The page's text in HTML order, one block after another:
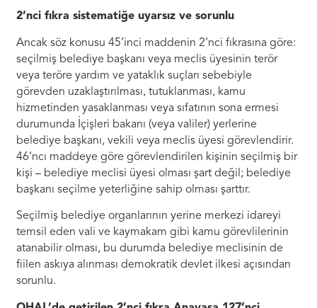
2’nci fıkra sistematiğe uyarsız ve sorunlu
Ancak söz konusu 45’inci maddenin 2’nci fıkrasına göre:
seçilmiş belediye başkanı veya meclis üyesinin terör
veya teröre yardım ve yataklık suçları sebebiyle
görevden uzaklaştırılması, tutuklanması, kamu
hizmetinden yasaklanması veya sıfatının sona ermesi
durumunda İçişleri bakanı (veya valiler) yerlerine
belediye başkanı, vekili veya meclis üyesi görevlendirir.
46’ncı maddeye göre görevlendirilen kişinin seçilmiş bir
kişi – belediye meclisi üyesi olması şart değil; belediye
başkanı seçilme yeterliğine sahip olması şarttır.
Seçilmiş belediye organlarının yerine merkezi idareyi
temsil eden vali ve kaymakam gibi kamu görevlilerinin
atanabilir olması, bu durumda belediye meclisinin de
fiilen askıya alınması demokratik devlet ilkesi açısından
sorunlu.